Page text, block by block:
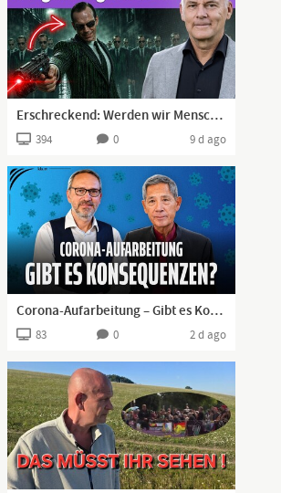
Erschreckend: Werden wir Menschen überflüssig? (Dr. Michael Nehls)
394 0 9 d ago
Corona-Aufarbeitung – Gibt es Konsequenzen? Rechtsanwalt Ludwig und Prof. Bhakdi | www.kla.tv/42132
83 0 2 d ago